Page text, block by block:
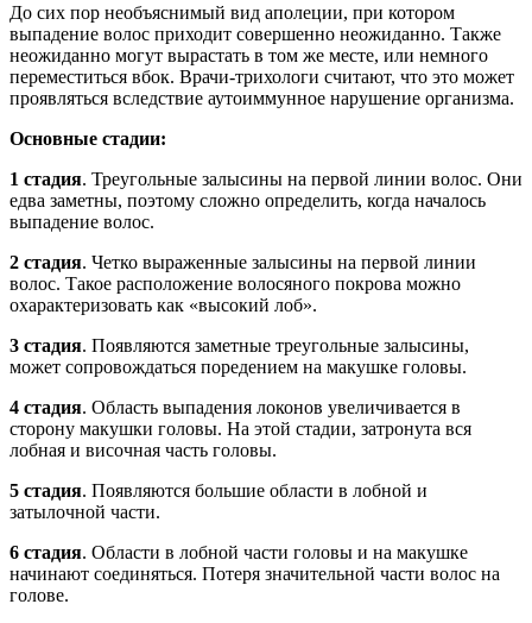
До сих пор необъяснимый вид аполеции, при котором
выпадение волос приходит совершенно неожиданно. Также
неожиданно могут вырастать в том же месте, или немного
переместиться вбок. Врачи-трихологи считают, что это может
проявляться вследствие аутоиммунное нарушение организма.
Основные стадии:
1 стадия. Треугольные залысины на первой линии волос. Они
едва заметны, поэтому сложно определить, когда началось
выпадение волос.
2 стадия. Четко выраженные залысины на первой линии
волос. Такое расположение волосяного покрова можно
охарактеризовать как «высокий лоб».
3 стадия. Появляются заметные треугольные залысины,
может сопровождаться поредением на макушке головы.
4 стадия. Область выпадения локонов увеличивается в
сторону макушки головы. На этой стадии, затронута вся
лобная и височная часть головы.
5 стадия. Появляются большие области в лобной и
затылочной части.
6 стадия. Области в лобной части головы и на макушке
начинают соединяться. Потеря значительной части волос на
голове.